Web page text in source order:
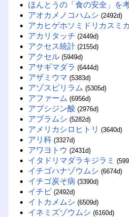
ほんとうの「食の安全」を
アオカメノコハムシ (2492d)
アカヒゲホソミドリカスミ
アカリタッチ (2449d)
アクセス統計 (2155d)
アクセル (5949d)
アサギマダラ (6444d)
アザミウマ (5383d)
アゾスピリラム (5305d)
アファーム (6956d)
アブシジン酸 (2976d)
アブラムシ (5282d)
アメリカシロヒトリ (3640d)
アリ科 (3327d)
アワヨトウ (2431d)
イタドリマダラキジラミ
イチゴハナゾウムシ (6674d)
イチゴ炭そ病 (3390d)
イチビ (2492d)
イトカメムシ (6509d)
イネミズゾウムシ (6160d)